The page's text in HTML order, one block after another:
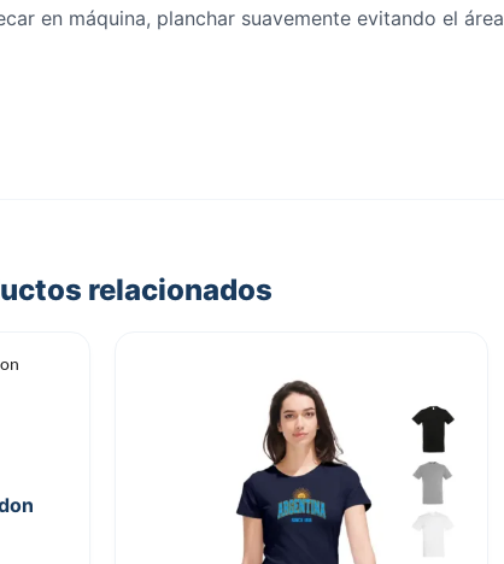
en máquina, planchar suavemente evitando el área
relacionados